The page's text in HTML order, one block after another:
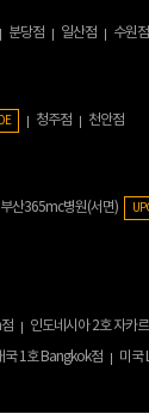
분당점 일산점 수원점
청주점 천안점
부산365mc병원(서면)
인도네시아 2호 자카
국 1호 Bangkok점 미국